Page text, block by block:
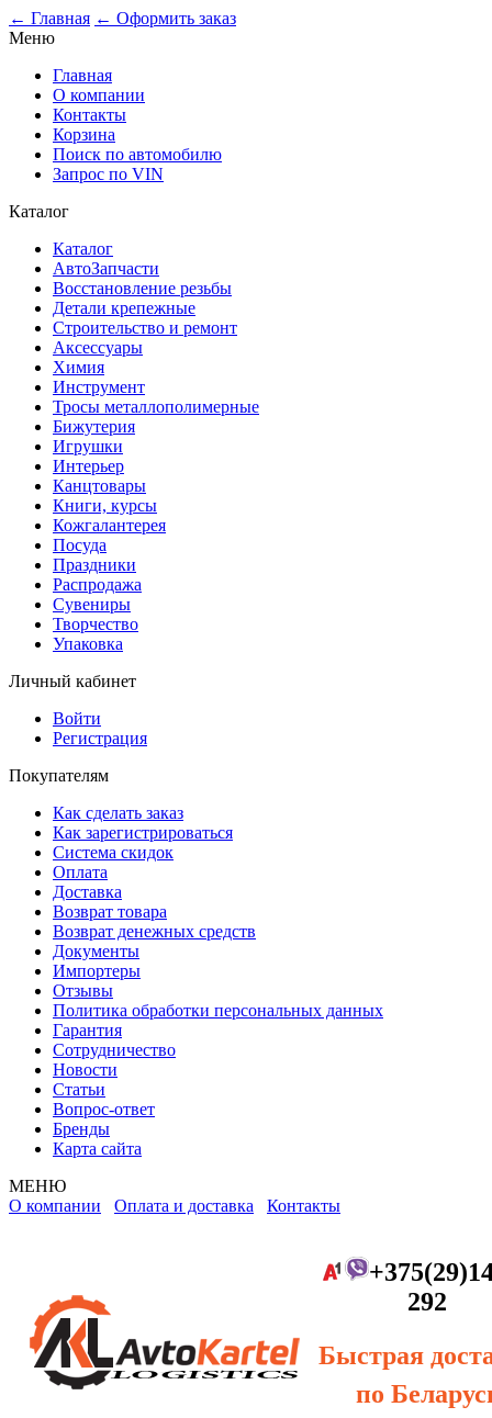
← Главная ← Оформить заказ
Меню
Главная
О компании
Контакты
Корзина
Поиск по автомобилю
Запрос по VIN
Каталог
Каталог
АвтоЗапчасти
Восстановление резьбы
Детали крепежные
Строительство и ремонт
Аксессуары
Химия
Инструмент
Тросы металлополимерные
Бижутерия
Игрушки
Интерьер
Канцтовары
Книги, курсы
Кожгалантерея
Посуда
Праздники
Распродажа
Сувениры
Творчество
Упаковка
Личный кабинет
Войти
Регистрация
Покупателям
Как сделать заказ
Как зарегистрироваться
Система скидок
Оплата
Доставка
Возврат товара
Возврат денежных средств
Документы
Импортеры
Отзывы
Политика обработки персональных данных
Гарантия
Сотрудничество
Новости
Статьи
Вопрос-ответ
Бренды
Карта сайта
МЕНЮ
О компании Оплата и доставка Контакты
292
Быстрая
по